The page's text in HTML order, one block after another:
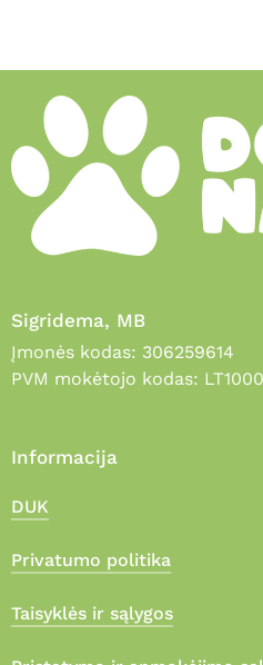
Sigridema, MB
Įmonės kodas: 306259614
PVM mokėtojo kodas:
Informacija
DUK
Privatumo politika
Taisyklės ir sąlygos